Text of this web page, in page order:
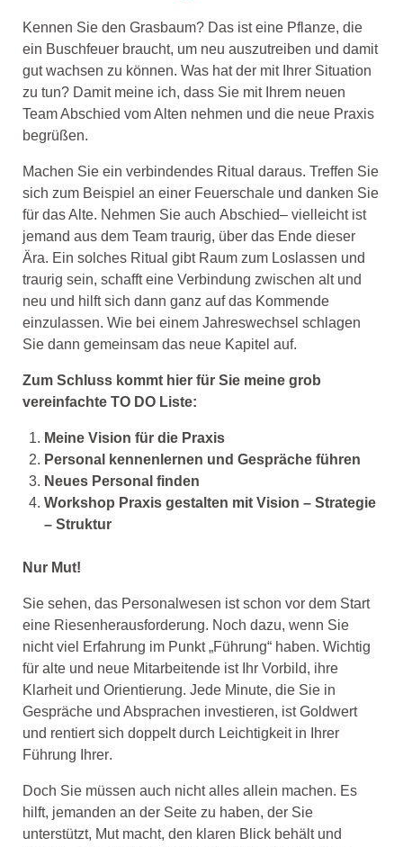
Kennen Sie den Grasbaum? Das ist eine Pflanze, die
ein Buschfeuer braucht, um neu auszutreiben und damit
gut wachsen zu können. Was hat der mit Ihrer Situation
zu tun? Damit meine ich, dass Sie mit hrem neuen
Team Abschied vom Alten nehmen und die neue Praxis
begrüßen.
Machen Sie ein verbindendes Ritual daraus. Treffen Sie
sich zum Beispiel an einer Feuerschale und danken Sie
für das Alte. Nehmen Sie auch Abschied– vielleicht ist
jemand aus dem Team traurig, über das Ende dieser
Ära. Ein solches Ritual gibt Raum zum Loslassen und
traurig sein, schafft eine Verbindung zwischen alt und
neu und hilft sich dann ganz auf das Kommende
einzulassen. Wie bei einem Jahreswechsel schlagen
Sie dann gemeinsam das neue Kapitel auf.
Zum Schluss kommt hier für Sie meine grob
vereinfachte TO DO Liste:
Meine Vision für die Praxis
Personal kennenlernen und Gespräche führen
Neues Personal finden
Workshop Praxis gestalten mit Vision – Strategie
– Struktur
Nur Mut!
Sie sehen, das Personalwesen ist schon vor dem Start
eine Riesenherausforderung. Noch dazu, wenn Sie
nicht viel Erfahrung im Punkt „Führung“ haben. Wichtig
für alte und neue Mitarbeitende ist Ihr Vorbild, ihre
Klarheit und Orientierung. Jede Minute, die Sie in
Gespräche und Absprachen investieren, ist Goldwert
und rentiert sich doppelt durch Leichtigkeit in
Ihrer
Führung
hrer.
Doch Sie müssen auch nicht alles allein machen. Es
hilft, jemanden an der Seite zu haben, der Sie
unterstützt, Mut macht, den klaren Blick behält und